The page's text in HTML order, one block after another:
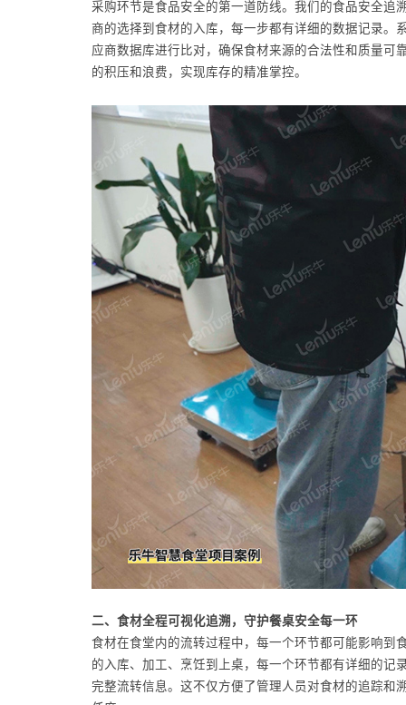
采购环节是食品安全的第一道防线。我们的食品安全追
商的选择到食材的入库，每一步都有详细的数据记录。
应商数据库进行比对，确保食材来源的合法性和质量可
的积压和浪费，实现库存的精准掌控。
二、食材全程可视化追溯，守护餐桌安全每一环
食材在食堂内的流转过程中，每一个环节都可能影响到
的入库、加工、烹饪到上桌，每一个环节都有详细的
完整流转信息。这不仅方便了管理人员对食材的追踪和